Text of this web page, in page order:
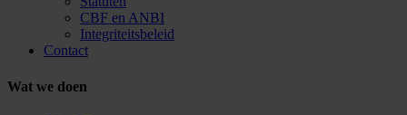
CBF en ANBI
Integriteitsbeleid
Contact
Wat we doen